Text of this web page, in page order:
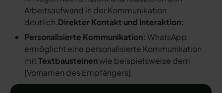
Arbeitsaufwand in der Kommunikation
deutlich.Direkter Kontakt und Interaktion:
Personalisierte Kommunikation: WhatsApp
ermöglicht eine personalisierte Kommunikation
mitTextbausteinenwie beispielsweise dem
[Vornamen des Empfängers].